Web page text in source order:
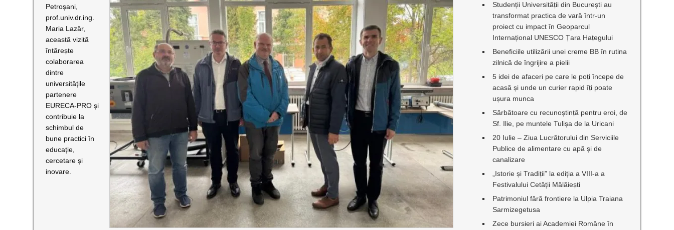
Petroșani,
prof.univ.dr.ing.
Maria Lazăr,
această vizită
întărește
colaborarea
dintre
universitățile
partenere
EURECA-PRO și
contribuie la
schimbul de
bune practici în
educație,
cercetare și
inovare.
Studenții Universității din București au
transformat practica de vară într-un
proiect cu impact în Geoparcul
Internațional UNESCO Țara Hațegului
Beneficiile utilizării unei creme BB în rutina
zilnică de îngrijire a pielii
5 idei de afaceri pe care le poți începe de
acasă și unde un curier rapid îți poate
ușura munca
Sărbătoare cu recunoștință pentru eroi, de
Sf. Ilie, pe muntele Tulișa de la Uricani
20 Iulie – Ziua Lucrătorului din Serviciile
Publice de alimentare cu apă și de
canalizare
„Istorie și Tradiții” la ediția a VIII-a a
Festivalului Cetății Mălăiești
Patrimoniul fără frontiere la Ulpia Traiana
Sarmizegetusa
Zece bursieri ai Academiei Române în